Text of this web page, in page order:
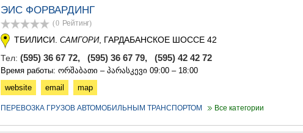
ЭИС ФОРВАРДИНГ
(0 Рейтинг)
ТБИЛИСИ. САМГОРИ, ГАРДАБАНСКОЕ ШОССЕ 42
Тел: (595) 36 67 72, (595) 36 67 79, (595) 42 42 72
Время работы: ორშაბათი – პარასკევი 09:00 – 18:00
website
email map
ПЕРЕВОЗКА ГРУЗОВ АВТОМОБИЛЬНЫМ ТРАНСПОРТОМ Все категории